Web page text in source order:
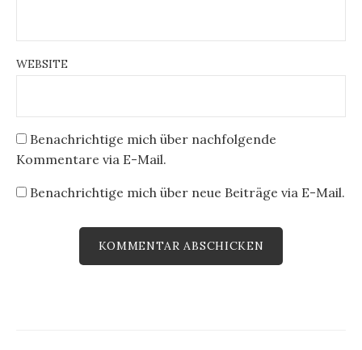
WEBSITE
Benachrichtige mich über nachfolgende
Kommentare via E-Mail.
Benachrichtige mich über neue Beiträge via E-Mail.